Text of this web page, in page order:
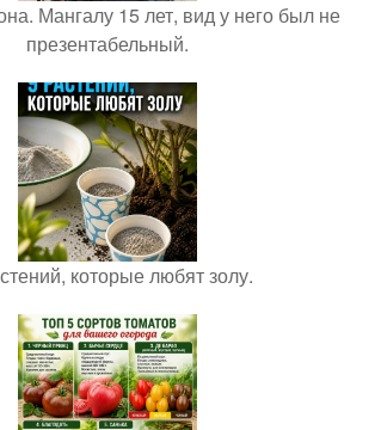
Мангалу 15 лет, вид у него был не
презентабельный.
которые любят золу.